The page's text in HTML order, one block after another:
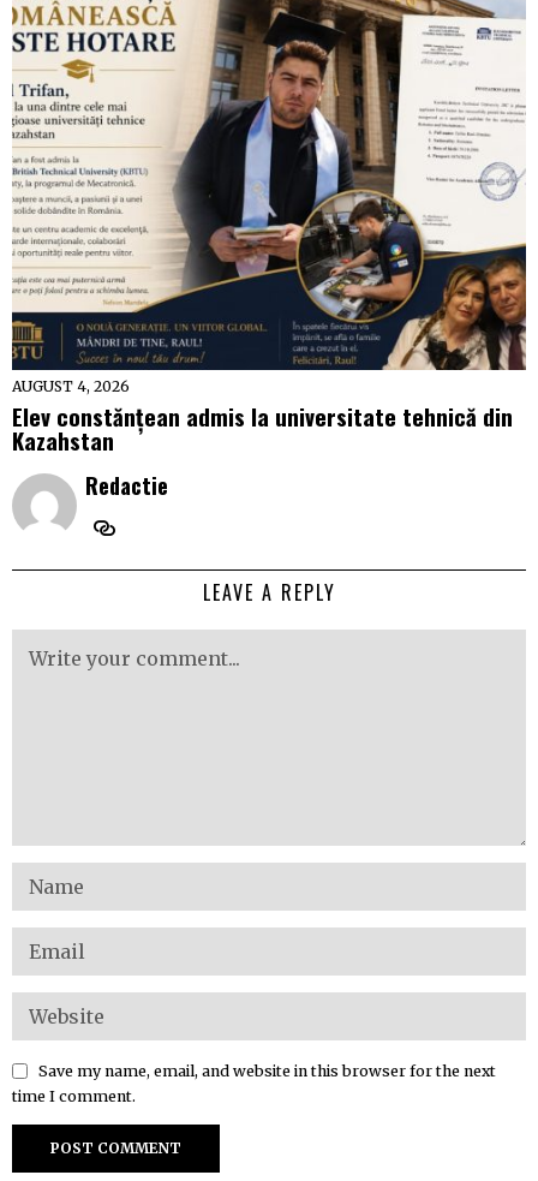
AUGUST 4, 2026
Elev constănțean admis la universitate tehnică din
Kazahstan
Redactie
LEAVE A REPLY
Save my name, email, and website in this browser for the next
time I comment.